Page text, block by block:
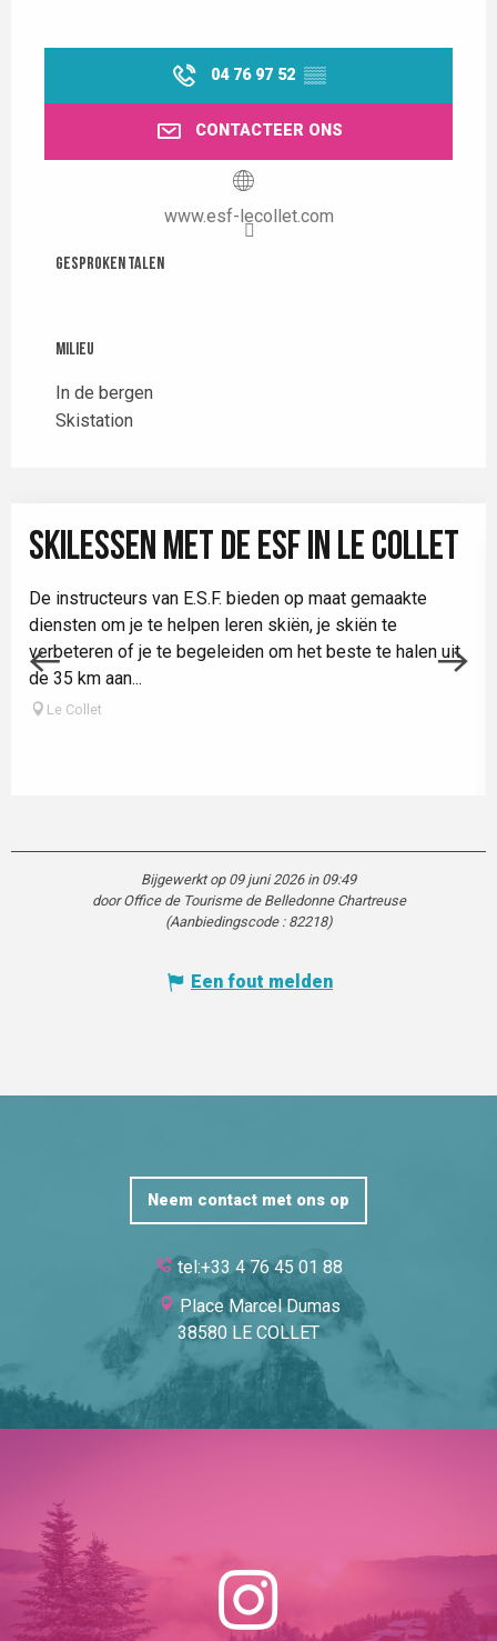
04 76 97 52 ▒▒
CONTACTEER ONS
www.esf-lecollet.com
Gesproken talen
Gesproken talen
Milieu
Milieu
In de bergen
Skistation
SKILESSEN MET DE ESF IN LE COLLET
De instructeurs van E.S.F. bieden op maat gemaakte
diensten om je te helpen leren skiën, je skiën te
verbeteren of je te begeleiden om het beste te halen uit
de 35 km aan...
Le Collet
Bijgewerkt op 09 juni 2026 in 09:49
door Office de Tourisme de Belledonne Chartreuse
(Aanbiedingscode : 82218)
Een fout melden
Neem contact met ons op
tel:+33 4 76 45 01 88
Place Marcel Dumas
38580 LE COLLET